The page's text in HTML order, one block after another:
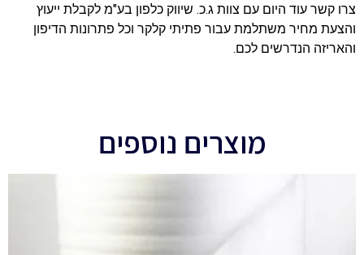
צרו קשר עוד היום עם צוות ג.כ. שיווק כלפון בע"מ לקבלת ייעוץ
והצעת מחיר משתלמת עבור פתיתי קלקר וכל פתרונות הדיפון
והאריזה הנדרשים לכם.
מוצרים נוספים